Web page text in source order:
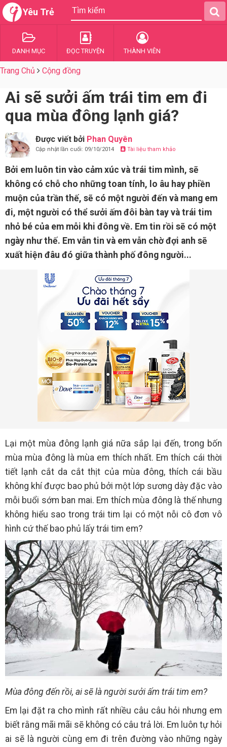
Yêu Trẻ
DANH MỤC ĐỌC TRUYỆN THÀNH VIÊN
Trang Chủ Cộng đồng
Ai sẽ sưởi ấm trái tim em đi
qua mùa đông lạnh giá?
Được viết bởi Phan Quyên
Cập nhật lần cuối: 09/10/2014 Tài liệu tham khảo
Bởi em luôn tin vào cảm xúc và trái tim mình, sẽ
không có chỗ cho những toan tính, lo âu hay phiền
muộn của trần thế, sẽ có một người đến và mang em
đi, một người có thể sưởi ấm đôi bàn tay và trái tim
nhỏ bé của em mỗi khi đông về. Em tin rồi sẽ có một
ngày như thế. Em vẫn tin và em vẫn chờ đợi anh sẽ
xuất hiện đâu đó giữa thành phố đông người...
Lại một mùa đông lạnh giá nữa sắp lại đến, trong bốn
mùa mùa đông là mùa em thích nhất. Em thích cái thời
tiết lạnh cắt da cắt thịt của mùa đông, thích cái bầu
không khí được bao phủ bởi một lớp sương dày đặc vào
mỗi buổi sớm ban mai. Em thích mùa đông là thế nhưng
không hiểu sao trong trái tim lại có một nỗi cô đơn vô
hình cứ thế bao phủ lấy trái tim em?
Mùa đông đến rồi, ai sẽ là người sưởi ấm trái tim em?
Em lại đặt ra cho mình rất nhiều câu câu hỏi nhưng em
biết rằng mãi mãi sẽ không có câu trả lời. Em luôn tự hỏi
ai sẽ là người cùng em đi trên đường vào những ngày